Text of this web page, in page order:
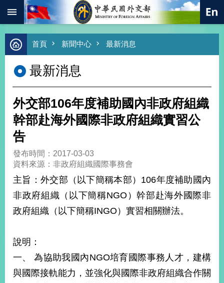
跳到主要內容區塊
進
階
尋
熱
總
合
外
交
價
值
交
濟
不
落
國
首頁 新聞中心 最新消息
最新消息
外交部106年度補助國內非政府組織
幹部赴海外國際非政府組織實習公
告
發布時間：2017-03-03
資料來源：非政府組織國際事務會
主旨：外交部（以下簡稱本部）106年度補助國內
非政府組織（以下簡稱NGO）幹部赴海外國際非
政府組織（以下簡稱INGO）實習相關辦法。
說明：
一、 為協助我國內NGO培育國際事務人才，建構
與國際接軌能力，並強化與國際非政府組織合作關